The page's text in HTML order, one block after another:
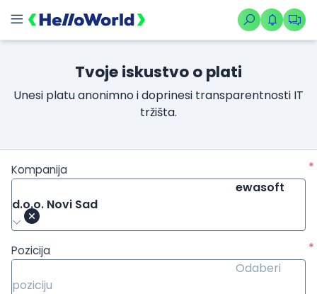
Tvoje iskustvo o plati
Unesi platu anonimno i doprinesi transparentnosti IT
tržišta.
Kompanija
*
ewasoft
d.o.o. Novi Sad
Pozicija
*
Odaberi
poziciju